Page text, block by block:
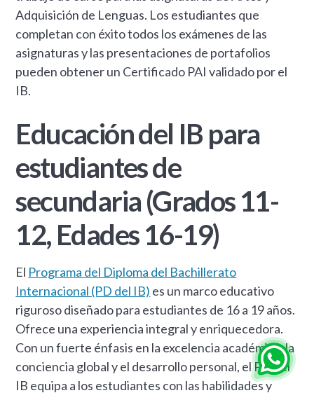
Adquisición de Lenguas. Los estudiantes que
completan con éxito todos los exámenes de las
asignaturas y las presentaciones de portafolios
pueden obtener un Certificado PAI validado por el
IB.
Educación del IB para
estudiantes de
secundaria (Grados 11-
12, Edades 16-19)
El Programa del Diploma del Bachillerato
Internacional (PD del IB) es un marco educativo
riguroso diseñado para estudiantes de 16 a 19 años.
Ofrece una experiencia integral y enriquecedora.
Con un fuerte énfasis en la excelencia académica, la
conciencia global y el desarrollo personal, el PD del
IB equipa a los estudiantes con las habilidades y